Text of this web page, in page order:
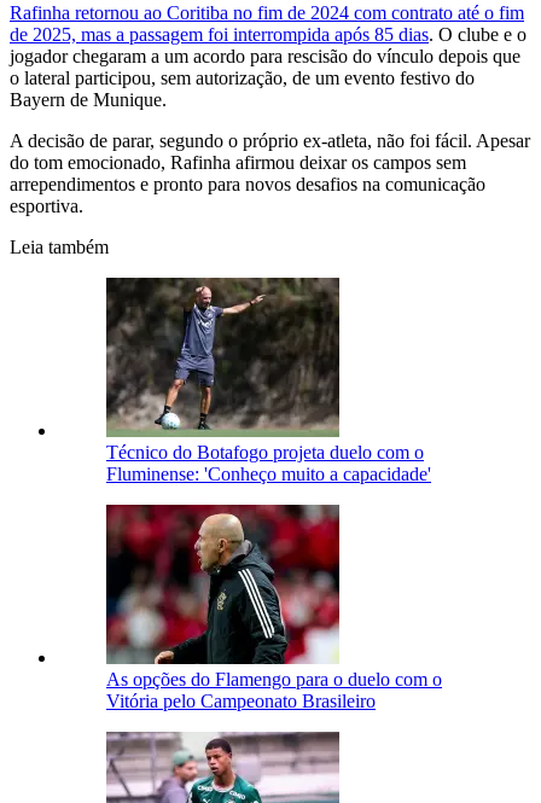
Rafinha retornou ao Coritiba no fim de 2024 com contrato até o fim
de 2025, mas a passagem foi interrompida após 85 dias. O clube e o
jogador chegaram a um acordo para rescisão do vínculo depois que
o lateral participou, sem autorização, de um evento festivo do
Bayern de Munique.
A decisão de parar, segundo o próprio ex-atleta, não foi fácil. Apesar
do tom emocionado, Rafinha afirmou deixar os campos sem
arrependimentos e pronto para novos desafios na comunicação
esportiva.
Leia também
Técnico do Botafogo projeta duelo com o
Fluminense: 'Conheço muito a capacidade'
As opções do Flamengo para o duelo com o
Vitória pelo Campeonato Brasileiro